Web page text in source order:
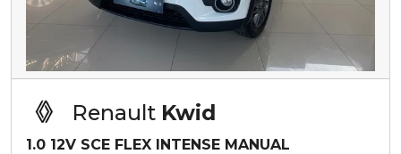
Renault Kwid
1.0 12V SCE FLEX INTENSE MANUAL